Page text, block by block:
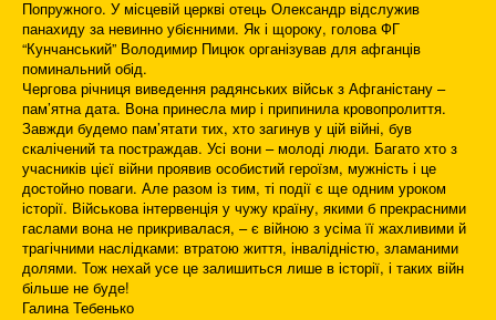
Попружного. У місцевій церкві отець Олександр відслужив
панахиду за невинно убієнними. Як і щороку, голова ФГ
“Кунчанський” Володимир Пицюк організував для афганців
поминальний обід.
Чергова річниця виведення радянських військ з Афганістану –
пам’ятна дата. Вона принесла мир і припинила кровопролиття.
Завжди будемо пам’ятати тих, хто загинув у цій війні, був
скалічений та постраждав. Усі вони – молоді люди. Багато хто з
учасників цієї війни проявив особистий героїзм, мужність і це
достойно поваги. Але разом із тим, ті події є ще одним уроком
історії. Військова інтервенція у чужу країну, якими б прекрасними
гаслами вона не прикривалася, – є війною з усіма її жахливими й
трагічними наслідками: втратою життя, інвалідністю, зламаними
долями. Тож нехай усе це залишиться лише в історії, і таких війн
більше не буде!
Галина Тебенько